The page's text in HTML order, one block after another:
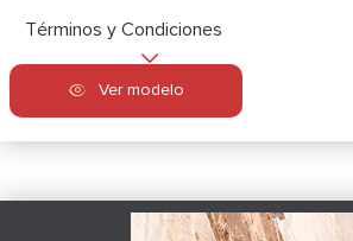
Términos y Condiciones
Ver modelo